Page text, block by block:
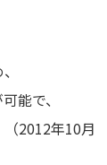
能で、
2012年10月